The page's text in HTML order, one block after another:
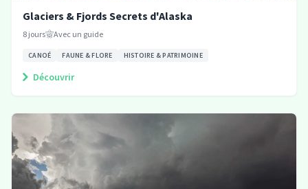
Glaciers & Fjords Secrets d'Alaska
8 jours Avec un guide
CANOÉ FAUNE & FLORE HISTOIRE & PATRIMOINE
Découvrir